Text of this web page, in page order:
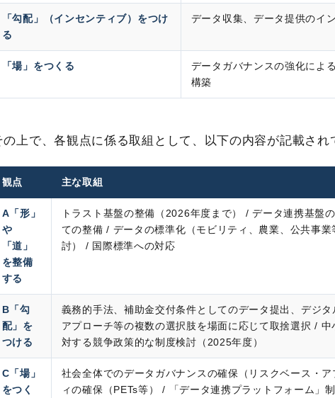
「勾配」（インセンティブ）をつけ
る
データ収集、データ提供のイ
「場」をつくる
データガバナンスの強化によ
構築
の上で、各観点に係る取組として、以下の内容が記載され
観点 主な取組
A「形」
や
「道」
を整備
する
トラスト基盤の整備（2026年度まで） / データ連携基盤
ての整備 / データの標準化（モビリティ、農業、公共事
討） / 国際標準への対応
B「勾
配」を
つける
義務的手法、補助金交付条件としてのデータ提出、デジ
アプローチ等の複数の選択肢を場面に応じて取捨選択 /
対する競争政策的な制度検討（2025年度）
C「場」
をつく
社会全体でのデータガバナンスの確保（リスクベース・
ィの確保（PETs等） / 「データ連携プラットフォーム」